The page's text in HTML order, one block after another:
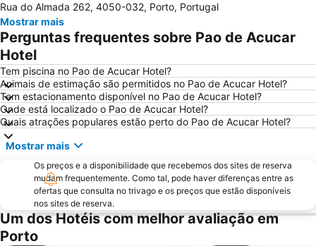
Praia do Furadouro
Cais de Gaia
Magikland
Pavilhão Rosa Mota
Norteshopping
Baixa
Centro Histórico do Porto
Casa da Música
Parque & Zoo Santo Inácio
Estação São Bento
Aver-o-Mar Beach
Europarque
Matosinhos Beach
Praia da Aguda
Hotel Solverde Beach
Ponte Dom Luís I
da Póvoa de Varzim
da Madalena
Edificio da Alfândega
Braga Parque
Mercado do Bolhão
Rua do Almada 262, 4050-032, Porto, Portugal
Mostrar mais
Perguntas frequentes sobre Pao de Acucar
Hotel
Tem piscina no Pao de Acucar Hotel?
Animais de estimação são permitidos no Pao de Acucar Hotel?
Tem estacionamento disponível no Pao de Acucar Hotel?
Onde está localizado o Pao de Acucar Hotel?
Quais atrações populares estão perto do Pao de Acucar Hotel?
Mostrar mais
Os preços e a disponibilidade que recebemos dos sites de reserva
mudam frequentemente. Como tal, pode haver diferenças entre as
ofertas que consulta no trivago e os preços que estão disponíveis
nos sites de reserva.
Um dos Hotéis com melhor avaliação em
Porto